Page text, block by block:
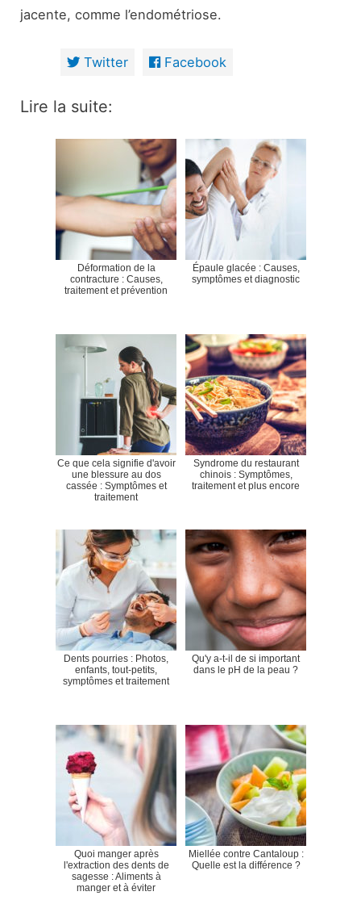
jacente, comme l’endométriose.
Twitter Facebook
Lire la suite:
Déformation de la
contracture : Causes,
traitement et prévention
Épaule glacée : Causes,
symptômes et diagnostic
Ce que cela signifie d'avoir
une blessure au dos
cassée : Symptômes et
traitement
Syndrome du restaurant
chinois : Symptômes,
traitement et plus encore
Dents pourries : Photos,
enfants, tout-petits,
symptômes et traitement
Qu'y a-t-il de si important
dans le pH de la peau ?
Quoi manger après
l'extraction des dents de
sagesse : Aliments à
manger et à éviter
Miellée contre Cantaloup :
Quelle est la différence ?